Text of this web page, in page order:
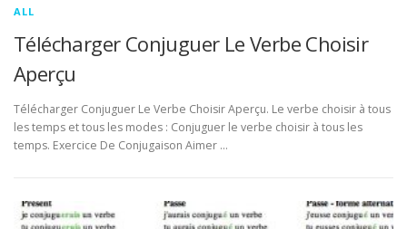
ALL
Télécharger Conjuguer Le Verbe Choisir
Aperçu
Télécharger Conjuguer Le Verbe Choisir Aperçu. Le verbe choisir à tous
les temps et tous les modes : Conjuguer le verbe choisir à tous les
temps. Exercice De Conjugaison Aimer …